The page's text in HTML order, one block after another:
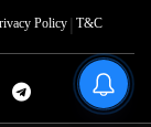
Policy| T&C